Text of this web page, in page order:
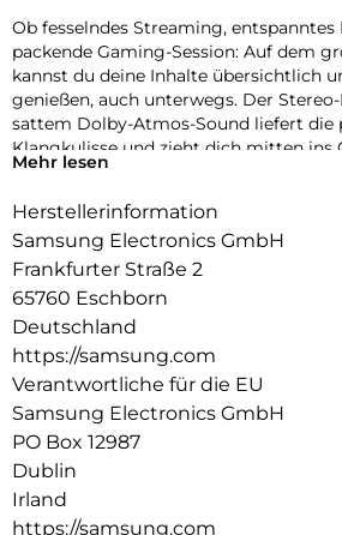
Ob fesselndes Streaming, entspanntes
packende Gaming-Session: Auf dem
kannst du deine Inhalte übersichtlich
genießen, auch unterwegs. Der
sattem Dolby-Atmos-Sound liefert die
Klangkulisse und zieht dich mitten ins
der ausdauernde Akku nach vielen
schnell bereit für den nächsten
weitere Runde Gaming bist.
Google Gemini hast du smarte AI-
direktgriffbereit. Erledige Aufgaben,
organisiere deinen Alltag – bequem
ständigzwischen Apps wechseln zu
Notes kannst du zudem alles, was dir
notieren, strukturieren und jederzeit
Integriere dein Galaxy Tab A11 auch in
Ecosystem, damit all deine Galaxy
zusammenarbeiten können. Entdecke
A11 einen Allrounder für deinen Tag,
Mehr lesen
Herstellerinformation
Samsung Electronics GmbH
Frankfurter Straße 2
65760 Eschborn
Deutschland
https://samsung.com
Verantwortliche für die EU
Samsung Electronics GmbH
PO Box 12987
Dublin
Irland
https://samsung.com